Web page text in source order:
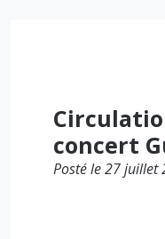
concert
Posté le 27 juillet